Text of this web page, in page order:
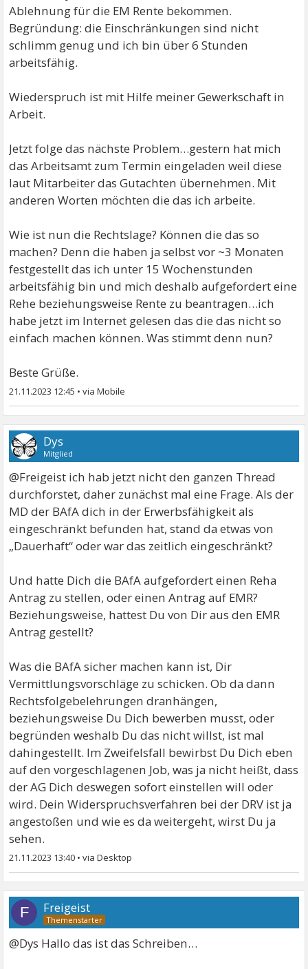
Ablehnung für die EM Rente bekommen.
Begründung: die Einschränkungen sind nicht
schlimm genug und ich bin über 6 Stunden
arbeitsfähig.
Wiederspruch ist mit Hilfe meiner Gewerkschaft in
Arbeit.
Jetzt folge das nächste Problem…gestern hat mich
das Arbeitsamt zum Termin eingeladen weil diese
laut Mitarbeiter das Gutachten übernehmen. Mit
anderen Worten möchten die das ich arbeite.
Wie ist nun die Rechtslage? Können die das so
machen? Denn die haben ja selbst vor ~3 Monaten
festgestellt das ich unter 15 Wochenstunden
arbeitsfähig bin und mich deshalb aufgefordert eine
Rehe beziehungsweise Rente zu beantragen…ich
habe jetzt im Internet gelesen das die das nicht so
einfach machen können. Was stimmt denn nun?
Beste Grüße.
21.11.2023 12:45 •
Dys
Mitglied
@Freigeist ich hab jetzt nicht den ganzen Thread
durchforstet, daher zunächst mal eine Frage. Als der
MD der BAfA dich in der Erwerbsfähigkeit als
eingeschränkt befunden hat, stand da etwas von
„Dauerhaft“ oder war das zeitlich eingeschränkt?
Und hatte Dich die BAfA aufgefordert einen Reha
Antrag zu stellen, oder einen Antrag auf EMR?
Beziehungsweise, hattest Du von Dir aus den EMR
Antrag gestellt?
Was die BAfA sicher machen kann ist, Dir
Vermittlungsvorschläge zu schicken. Ob da dann
Rechtsfolgebelehrungen dranhängen,
beziehungsweise Du Dich bewerben musst, oder
begründen weshalb Du das nicht willst, ist mal
dahingestellt. Im Zweifelsfall bewirbst Du Dich eben
auf den vorgeschlagenen Job, was ja nicht heißt, dass
der AG Dich deswegen sofort einstellen will oder
wird. Dein Widerspruchsverfahren bei der DRV ist ja
angestoßen und wie es da weitergeht, wirst Du ja
sehen.
21.11.2023 13:40 •
F Freigeist
@Dys Hallo das ist das Schreiben…